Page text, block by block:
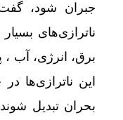
جبران شود،
ناترازی‌های
برق، انرژی، آب
این ناترازی‌ها
بحران تبدیل